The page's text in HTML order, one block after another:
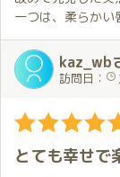
ほのかちゃんは最
そんな女の子と１
観て楽しむのもい
いろんな話をしま
自分の些細な話を
もたくさん話して
楽しい時間はあ
とキス💋では、
いう寂しさが入り
持ちが強くなりま
一つは、柔らか
高めてくれる素晴
二つめは、サービ
ただいたことです
限られた時間の
ごすことで、心
お会いするたびに
の皆様にこの感動
誕生月イベントも
kaz_wb
訪問日：
とても幸せで